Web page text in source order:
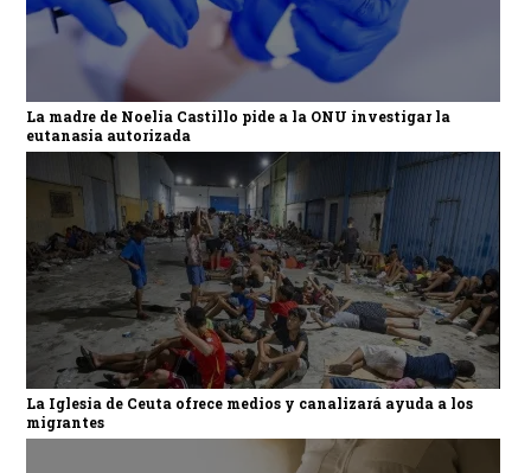
La madre de Noelia Castillo pide a la ONU investigar la
eutanasia autorizada
La Iglesia de Ceuta ofrece medios y canalizará ayuda a los
migrantes